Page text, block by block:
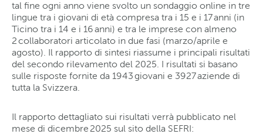
tal fine ogni anno viene svolto un sondaggio online in tre
lingue tra i giovani di età compresa tra i 15 e i 17 anni (in
Ticino tra i 14 e i 16 anni) e tra le imprese con almeno
2 collaboratori articolato in due fasi (marzo/aprile e
agosto). Il rapporto di sintesi riassume i principali risultati
del secondo rilevamento del 2025. I risultati si basano
sulle risposte fornite da 1943 giovani e 3927 aziende di
tutta la Svizzera.
Il rapporto dettagliato sui risultati verrà pubblicato nel
mese di dicembre 2025 sul sito della SEFRI: